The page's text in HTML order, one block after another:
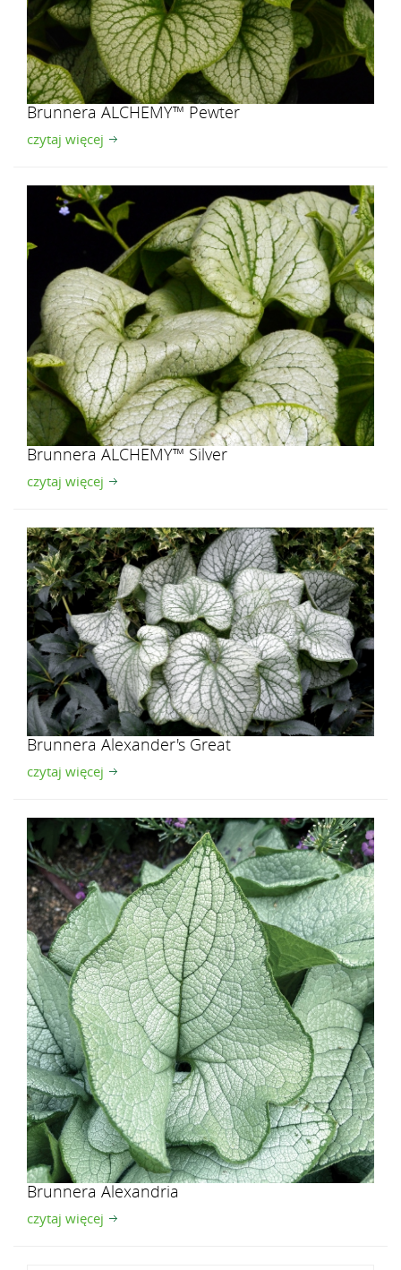
Brunnera ALCHEMY™ Pewter
czytaj więcej
Brunnera ALCHEMY™ Silver
czytaj więcej
Brunnera Alexander's Great
czytaj więcej
Brunnera Alexandria
czytaj więcej